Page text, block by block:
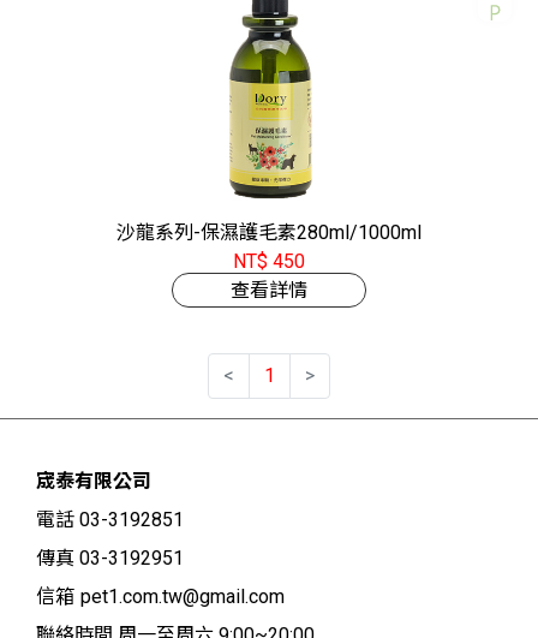
沙龍系列-保濕護毛素280ml/1000ml
NT$ 450
查看詳情
< 1 >
宬泰有限公司
電話 03-3192851
傳真 03-3192951
信箱 pet1.com.tw@gmail.com